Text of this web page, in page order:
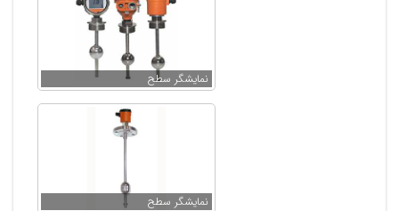
نمایشگر سطح
نمایشگر سطح